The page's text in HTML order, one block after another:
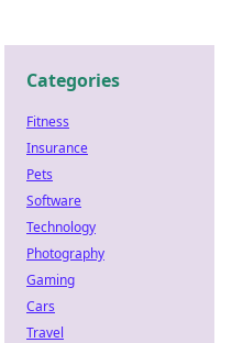
Categories
Fitness
Insurance
Pets
Software
Technology
Photography
Gaming
Cars
Travel